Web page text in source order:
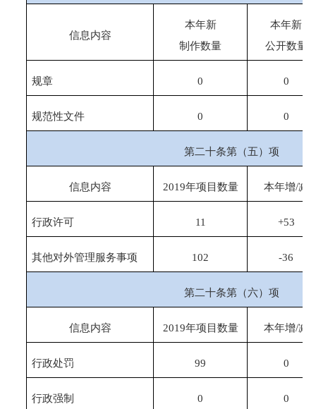
信息内容
本年新
制作数量
本年新
公开数量
规章 0 0
规范性文件 0 0
第二十条第（五）项
信息内容 2019年项目数量 本年增/减
行政许可 11 +53
其他对外管理服务事项 102 -36
第二十条第（六）项
信息内容 2019年项目数量 本年增/减
行政处罚 99 0
行政强制 0 0